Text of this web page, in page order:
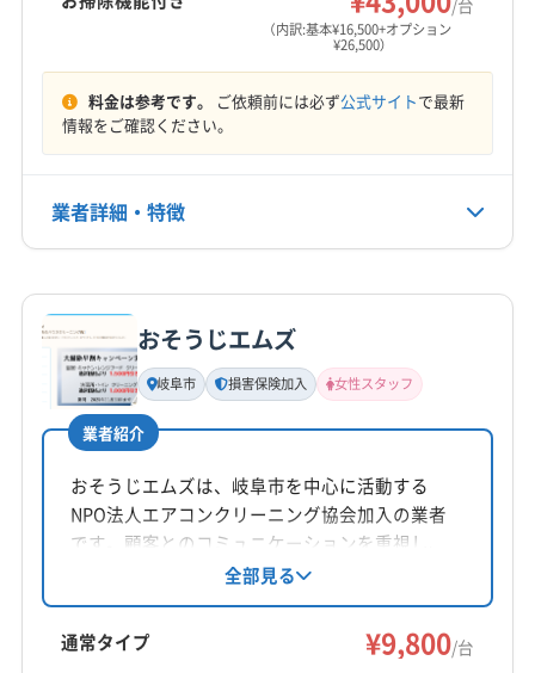
（内訳:基本¥16,500+オプション
¥26,500）
料金は参考です。 ご依頼前には必ず公式サイトで最新
情報をご確認ください。
業者詳細・特徴
基本情報
代表者名
浅野世史実
所在地
愛知県稲沢市儀長3-117
対応地域
可児市 海津市
関市
岐阜市 山県市 瑞穂市 多治見市
大垣市
美濃市
本巣市
安八郡神戸町
おそうじエムズ
岐阜市 損害保険加入 女性スタッフ
業者紹介
おそうじエムズは、岐阜市を中心に活動する
NPO法人エアコンクリーニング協会加入の業者
です。顧客とのコミュニケーションを重視し、
丁寧な作業を心がけています。損害保険加入済
み。女性スタッフの同行も可能です（要相談）。営
業時間外の相談も可能です。一般壁掛けエアコ
ンに対応。防カビ・抗菌コーティングも提供し
全部見る
通常タイプ ¥9,800/台